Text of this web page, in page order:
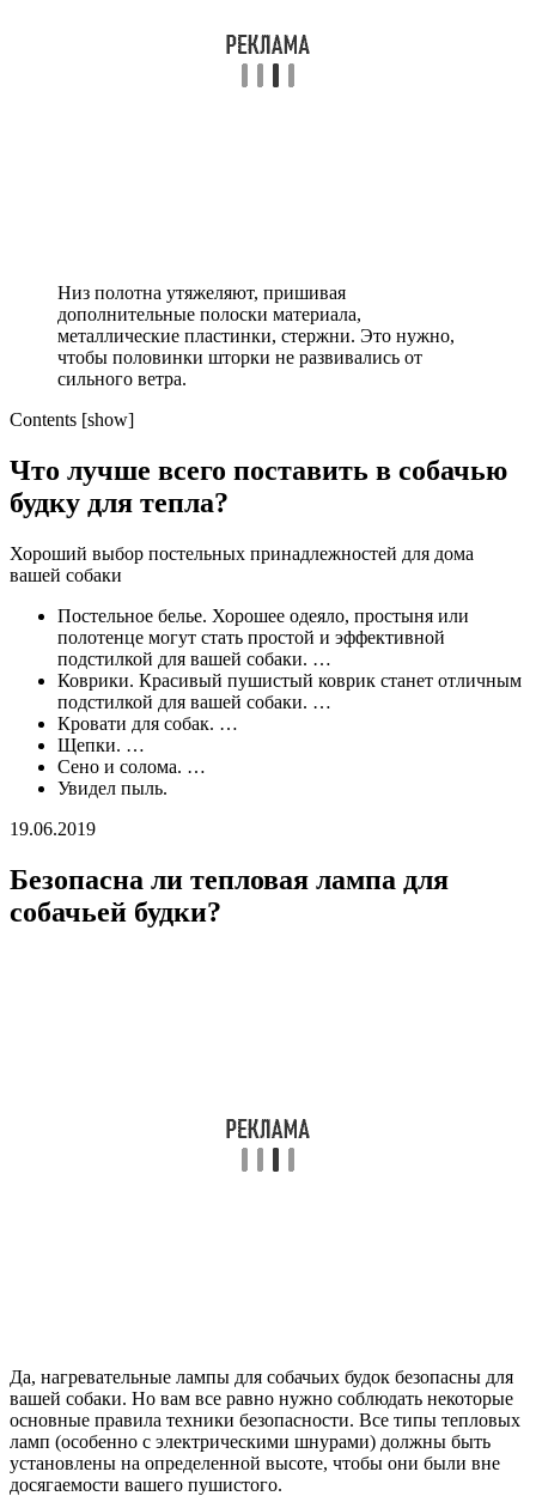
Низ полотна утяжеляют, пришивая
дополнительные полоски материала,
металлические пластинки, стержни. Это нужно,
чтобы половинки шторки не развивались от
сильного ветра.
Contents [show]
Что лучше всего поставить в собачью
будку для тепла?
Хороший выбор постельных принадлежностей для дома
вашей собаки
Постельное белье. Хорошее одеяло, простыня или
полотенце могут стать простой и эффективной
подстилкой для вашей собаки. …
Коврики. Красивый пушистый коврик станет отличным
подстилкой для вашей собаки. …
Кровати для собак. …
Щепки. …
Сено и солома. …
Увидел пыль.
19.06.2019
Безопасна ли тепловая лампа для
собачьей будки?
Да, нагревательные лампы для собачьих будок безопасны для
вашей собаки. Но вам все равно нужно соблюдать некоторые
основные правила техники безопасности. Все типы тепловых
ламп (особенно с электрическими шнурами) должны быть
установлены на определенной высоте, чтобы они были вне
досягаемости вашего пушистого.